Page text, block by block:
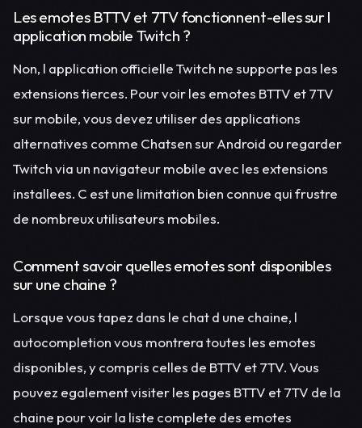
Les emotes BTTV et 7TV fonctionnent-elles sur l
application mobile Twitch ?
Non, l application officielle Twitch ne supporte pas les
extensions tierces. Pour voir les emotes BTTV et 7TV
sur mobile, vous devez utiliser des applications
alternatives comme Chatsen sur Android ou regarder
Twitch via un navigateur mobile avec les extensions
installees. C est une limitation bien connue qui frustre
de nombreux utilisateurs mobiles.
Comment savoir quelles emotes sont disponibles
sur une chaine ?
Lorsque vous tapez dans le chat d une chaine, l
autocompletion vous montrera toutes les emotes
disponibles, y compris celles de BTTV et 7TV. Vous
pouvez egalement visiter les pages BTTV et 7TV de la
chaine pour voir la liste complete des emotes